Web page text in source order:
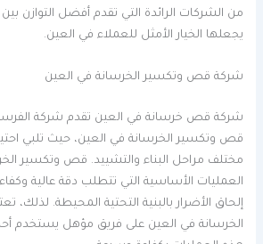
من الشركات الرائدة التي تقدم أفضل التوازن بين
يجعلها الخيار الأمثل للعملاء في العين.
شركة قص وتكسير الخرسانة في العين
شركة قص خرسانة في العين تقدم شركة
قص وتكسير الخرسانة في العين، حيث تلبي
مختلف مراحل البناء والتشييد. قص وتكسير
العمليات الأساسية التي تتطلب دقة عالية
إلحاق الأضرار بالبنية التحتية المحيطة.
الخرسانة في العين على فريق مؤهل يستخدم